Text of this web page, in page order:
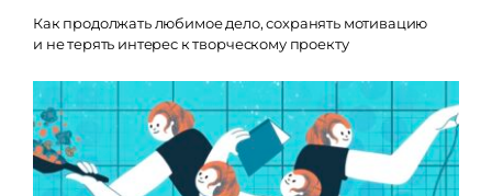
Как продолжать любимое дело, сохранять мотивацию
и не терять интерес к творческому проекту